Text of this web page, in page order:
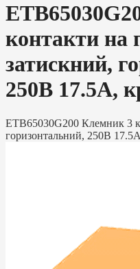
контакти на
затискний,
250В 17.5А,
ETB65030G200 Клемник 3
горизонтальний, 250В